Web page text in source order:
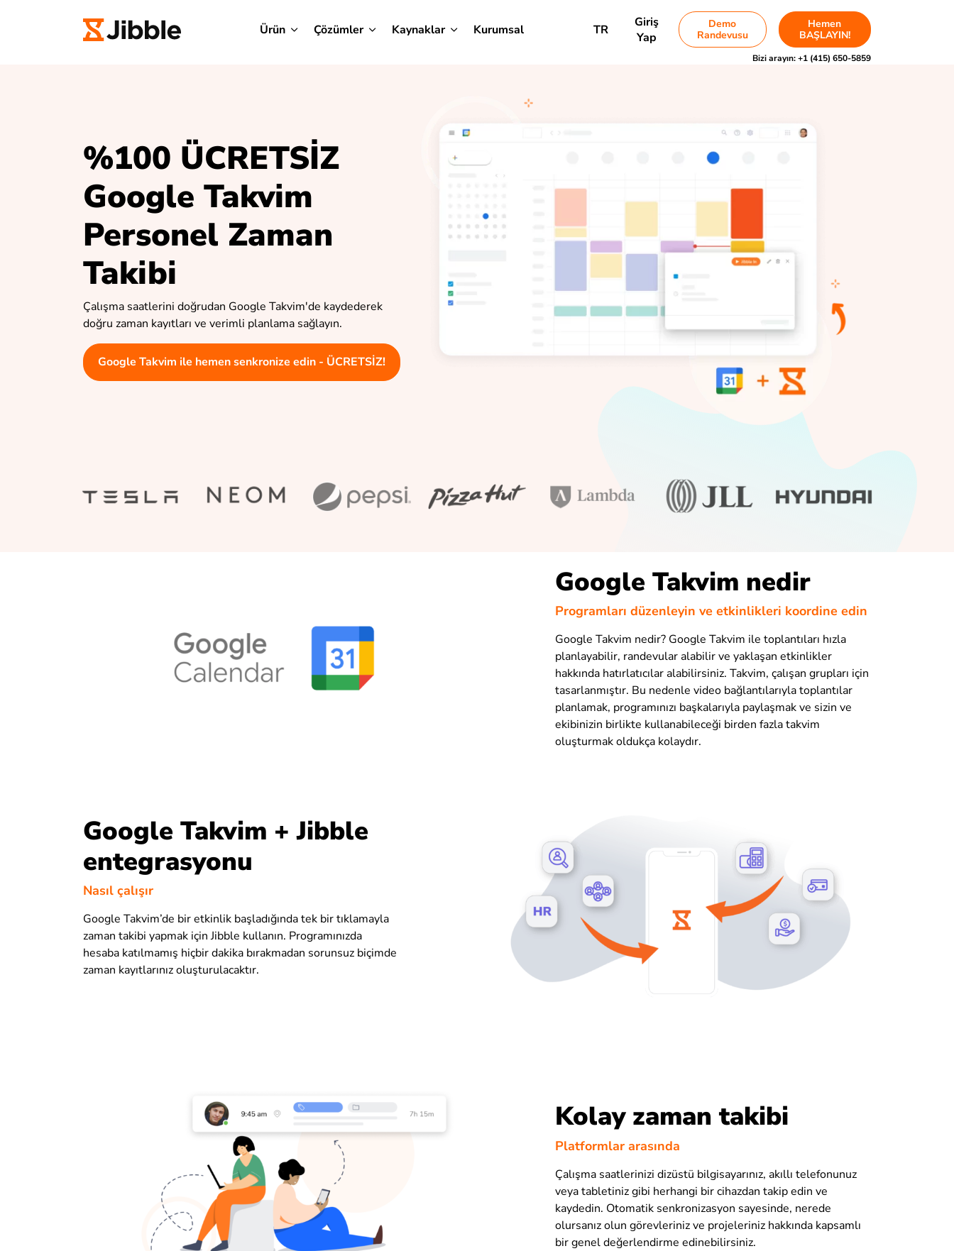
Ürün Çözümler Kaynaklar Kurumsal TR
Giriş
Yap
Demo
Randevusu
Hemen
BAŞLAYIN!
Bizi arayın:+1 (415) 650-5859
%100 ÜCRETSİZ
Google Takvim
Personel Zaman
Takibi
Çalışma saatlerini doğrudan Google Takvim'de kaydederek
doğru zaman kayıtları ve verimli planlama sağlayın.
Google Takvim ile hemen senkronize edin - ÜCRETSİZ!
Google Takvim nedir
Programları düzenleyin ve etkinlikleri koordine edin
Google Takvim nedir? Google Takvim ile toplantıları hızla
planlayabilir, randevular alabilir ve yaklaşan etkinlikler
hakkında hatırlatıcılar alabilirsiniz. Takvim, çalışan grupları için
tasarlanmıştır. Bu nedenle video bağlantılarıyla toplantılar
planlamak, programınızı başkalarıyla paylaşmak ve sizin ve
ekibinizin birlikte kullanabileceği birden fazla takvim
oluşturmak oldukça kolaydır.
Google Takvim + Jibble
entegrasyonu
Nasıl çalışır
Google Takvim’de bir etkinlik başladığında tek bir tıklamayla
zaman takibi yapmak için Jibble kullanın. Programınızda
hesaba katılmamış hiçbir dakika bırakmadan sorunsuz biçimde
zaman kayıtlarınız oluşturulacaktır.
Kolay zaman takibi
Platformlar arasında
Çalışma saatlerinizi dizüstü bilgisayarınız, akıllı telefonunuz
veya tabletiniz gibi herhangi bir cihazdan takip edin ve
kaydedin. Otomatik senkronizasyon sayesinde, nerede
olursanız olun görevleriniz ve projeleriniz hakkında kapsamlı
bir genel değerlendirme edinebilirsiniz.